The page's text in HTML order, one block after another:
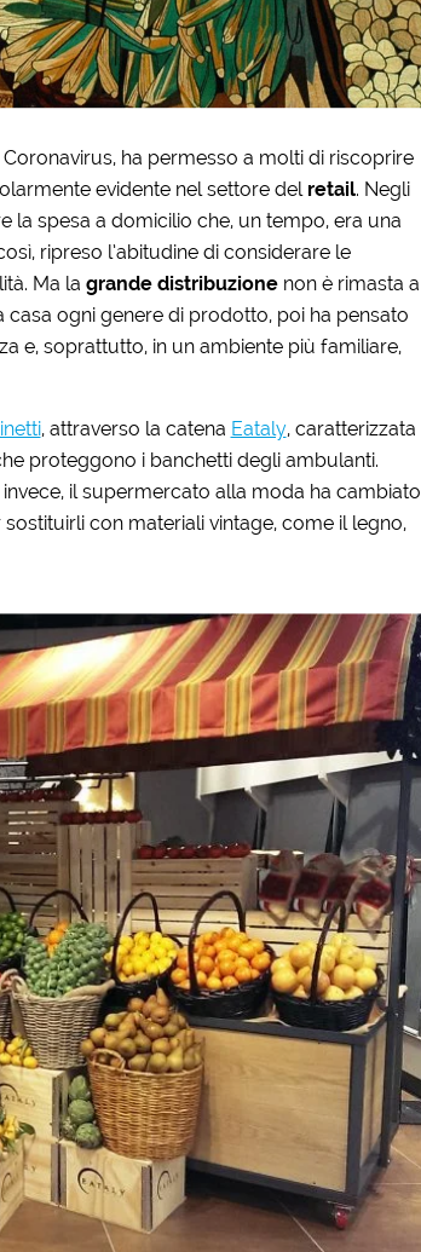
ha permesso a molti di riscoprire
evidente nel settore del retail. Negli
la spesa a domicilio che, un tempo, era una
ripreso l’abitudine di considerare le
Ma la grande distribuzionenon è rimasta a
ogni genere di prodotto, poi ha pensato
e, soprattutto, in un ambiente più familiare,
, attraverso la catena Eataly, caratterizzata
proteggono i banchetti degli ambulanti.
il supermercato alla moda ha cambiato
con materiali vintage, come il legno,